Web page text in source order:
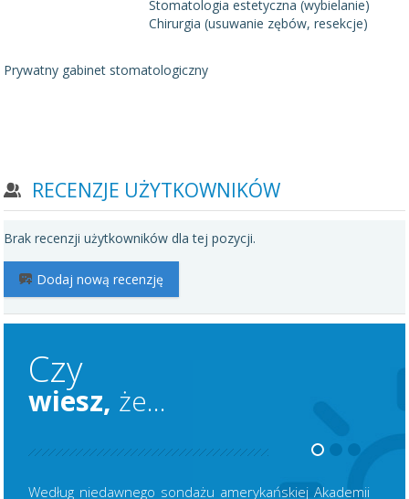
Stomatologia estetyczna (wybielanie)
Chirurgia (usuwanie zębów, resekcje)
Prywatny gabinet stomatologiczny
RECENZJE UŻYTKOWNIKÓW
Brak recenzji użytkowników dla tej pozycji.
Dodaj nową recenzję
Czy
wiesz, że...
Według niedawnego sondażu amerykańskiej Akademii